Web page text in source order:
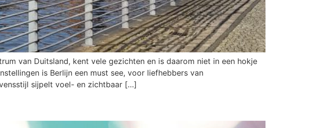
van Duitsland, kent vele gezichten en is daarom niet in een hokje
is Berlijn een must see, voor liefhebbers van
sijpelt voel- en zichtbaar […]